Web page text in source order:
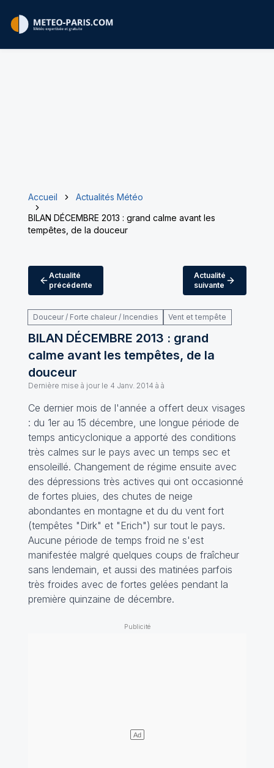
Accueil
Actualités Météo
BILAN DÉCEMBRE 2013 : grand calme avant les
tempêtes, de la douceur
Actualité
précédente
Actualité
suivante
Douceur / Forte chaleur / Incendies Vent et tempête
BILAN DÉCEMBRE 2013 : grand
calme avant les tempêtes, de la
douceur
Dernière mise à jour le 4 Janv. 2014 à à
Ce dernier mois de l'année a offert deux visages
: du 1er au 15 décembre, une longue période de
temps anticyclonique a apporté des conditions
très calmes sur le pays avec un temps sec et
ensoleillé. Changement de régime ensuite avec
des dépressions très actives qui ont occasionné
de fortes pluies, des chutes de neige
abondantes en montagne et du du vent fort
(tempêtes "Dirk" et "Erich") sur tout le pays.
Aucune période de temps froid ne s'est
manifestée malgré quelques coups de fraîcheur
sans lendemain, et aussi des matinées parfois
très froides avec de fortes gelées pendant la
première quinzaine de décembre.